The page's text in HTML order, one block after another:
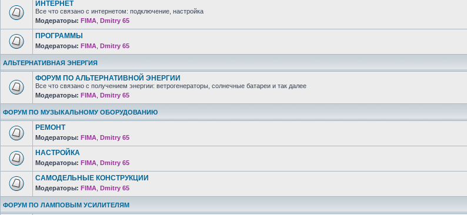
ИНТЕРНЕТ
Все что связано с интернетом: подключение, настройка
Модераторы: FIMA Dmitry 65
ПРОГРАММЫ
Модераторы: FIMA Dmitry 65
АЛЬТЕРНАТИВНАЯ ЭНЕРГИЯ
ФОРУМ ПО АЛЬТЕРНАТИВНОЙ ЭНЕРГИИ
Все что связано с получением энергии: ветрогенераторы, солнечные батареи и так далее
Модераторы: FIMA Dmitry 65
ФОРУМ ПО МУЗЫКАЛЬНОМУ ОБОРУДОВАНИЮ
РЕМОНТ
Модераторы: FIMA Dmitry 65
НАСТРОЙКА
Модераторы: FIMA Dmitry 65
САМОДЕЛЬНЫЕ КОНСТРУКЦИИ
Модераторы: FIMA Dmitry 65
ФОРУМ ПО ЛАМПОВЫМ УСИЛИТЕЛЯМ